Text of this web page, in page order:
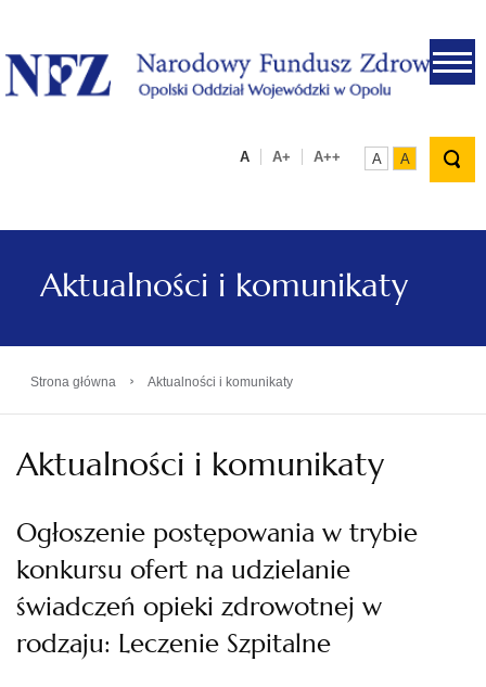
.
A A+ A++ A A
Aktualności i komunikaty
Strona główna › Aktualności i komunikaty
Aktualności i komunikaty
Ogłoszenie postępowania w trybie
konkursu ofert na udzielanie
świadczeń opieki zdrowotnej w
rodzaju: Leczenie Szpitalne